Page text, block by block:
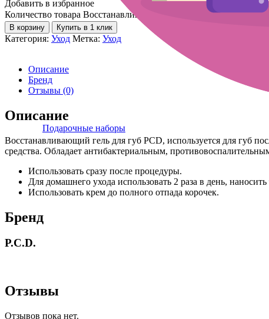
Подарочные наборы
Добавить в избранное
Количество товара Восстанавливающий гель для губ PCD
В корзину Купить в 1 клик
Категория: Уход Метка: Уход
Описание
Бренд
Отзывы (0)
Описание
Восстанавливающий гель для губ PCD, используется для губ
средства. Обладает антибактериальным,
Использовать сразу после процедуры.
Для домашнего ухода использовать 2 раза в день,
Использовать крем до полного отпада корочек.
Бренд
P.C.D.
Отзывы
Отзывов пока нет.